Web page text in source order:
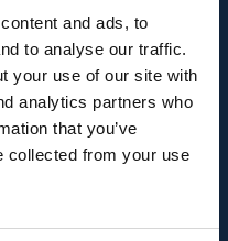
and ads, to
to analyse our traffic.
your use of our site with
analytics partners who
that you’ve
collected from your use
DE ANDALUCÍA